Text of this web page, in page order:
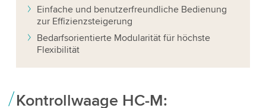
Einfache und benutzerfreundliche Bedienung
zur Effizienzsteigerung
Bedarfsorientierte Modularität für höchste
Flexibilität
Kontrollwaage HC-M: